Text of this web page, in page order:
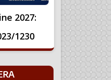
2027:
1230